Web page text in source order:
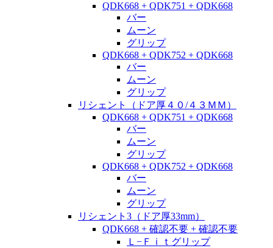
QDK668 + QDK751 + QDK668
バー
ムーン
グリップ
QDK668 + QDK752 + QDK668
バー
ムーン
グリップ
リシェント（ドア厚４０/４３ＭＭ）
QDK668 + QDK751 + QDK668
バー
ムーン
グリップ
QDK668 + QDK752 + QDK668
バー
ムーン
グリップ
リシェント3（ドア厚33mm）
QDK668 + 確認不要 + 確認不要
Ｌ−Ｆｉｔグリップ